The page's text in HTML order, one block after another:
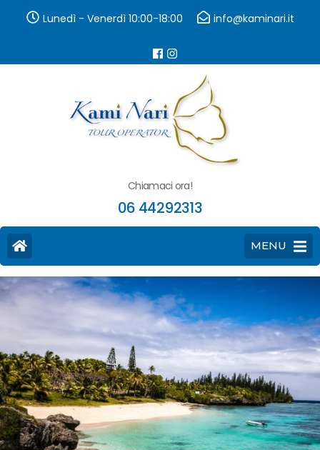
Lunedì - Venerdì 10:00-18:00 info@kaminari.it
Chiamaci ora!
06 44292313
MENU